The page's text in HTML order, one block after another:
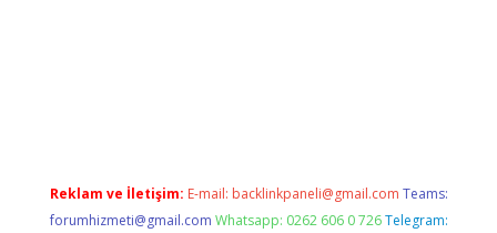
Reklam ve İletişim: E-mail: backlinkpaneli@gmail.com Teams:
forumhizmeti@gmail.com Whatsapp: 0262 606 0 726 Telegram: